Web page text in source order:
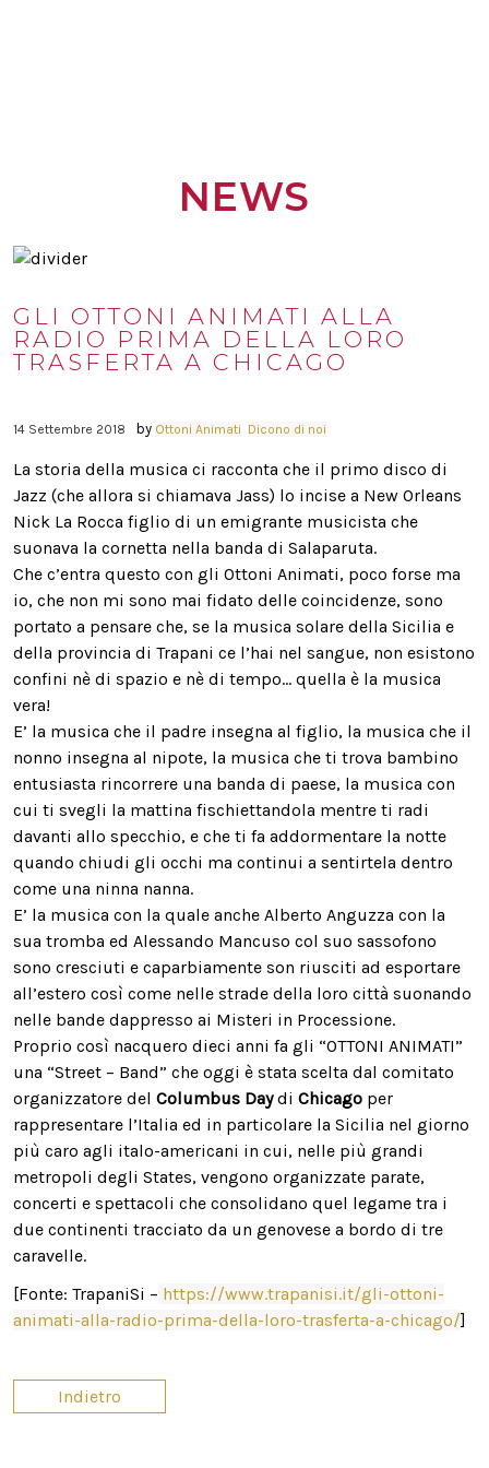
NEWS
GLI OTTONI ANIMATI ALLA
RADIO PRIMA DELLA LORO
TRASFERTA A CHICAGO
14 Settembre 2018 by Ottoni Animati Dicono di noi
La storia della musica ci racconta che il primo disco di
Jazz (che allora si chiamava Jass) lo incise a New Orleans
Nick La Rocca figlio di un emigrante musicista che
suonava la cornetta nella banda di Salaparuta.
Che c’entra questo con gli Ottoni Animati, poco forse ma
io, che non mi sono mai fidato delle coincidenze, sono
portato a pensare che, se la musica solare della Sicilia e
della provincia di Trapani ce l’hai nel sangue, non esistono
confini nè di spazio e nè di tempo… quella è la musica
vera!
E’ la musica che il padre insegna al figlio, la musica che il
nonno insegna al nipote, la musica che ti trova bambino
entusiasta rincorrere una banda di paese, la musica con
cui ti svegli la mattina fischiettandola mentre ti radi
davanti allo specchio, e che ti fa addormentare la notte
quando chiudi gli occhi ma continui a sentirtela dentro
come una ninna nanna.
E’ la musica con la quale anche Alberto Anguzza con la
sua tromba ed Alessando Mancuso col suo sassofono
sono cresciuti e caparbiamente son riusciti ad esportare
all’estero così come nelle strade della loro città suonando
nelle bande dappresso ai Misteri in Processione.
Proprio così nacquero dieci anni fa gli “OTTONI ANIMATI”
una “Street – Band” che oggi è stata scelta dal comitato
organizzatore del Columbus Daydi Chicago per
rappresentare l’Italia ed in particolare la Sicilia nel giorno
più caro agli italo-americani in cui, nelle più grandi
metropoli degli States, vengono organizzate parate,
concerti e spettacoli che consolidano quel legame tra i
due continenti tracciato da un genovese a bordo di tre
caravelle.
[Fonte: TrapaniSi – https://www.trapanisi.it/gli-ottoni-
animati-alla-radio-prima-della-loro-trasferta-a-chicago/]
Indietro